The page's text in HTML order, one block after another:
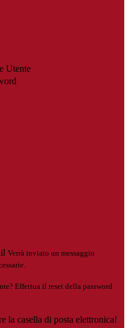
Utente
Verrà inviato un messaggio
Effettua il reset della password
la casella di posta elettronica!